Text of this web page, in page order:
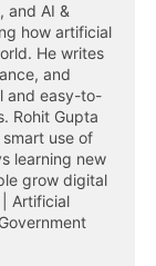
and AI &
how artificial
He writes
and
and easy-to-
Rohit Gupta
use of
learning new
grow digital
Artificial